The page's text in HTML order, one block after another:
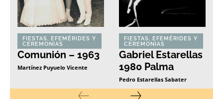
FIESTAS, EFEMÉRIDES Y
CEREMONIAS
Comunión – 1963
Martínez Puyuelo Vicente
FIESTAS, EFEMÉRIDES Y
CEREMONIAS
Gabriel Estarellas
1980 Palma
Pedro Estarellas Sabater